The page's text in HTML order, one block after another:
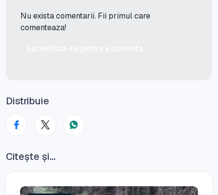
Nu exista comentarii. Fii primul care
comenteaza!
Distribuie
Citește și...